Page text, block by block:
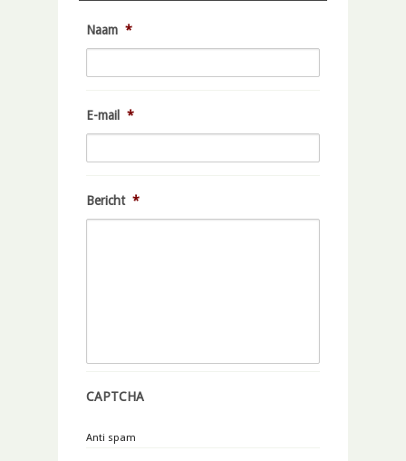
Naam *
E-mail *
Bericht *
CAPTCHA
Anti spam